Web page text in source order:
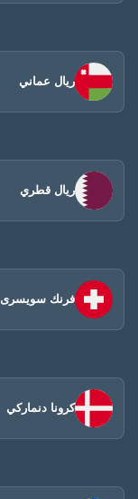
ريال عماني
ريال قطري
فرنك سويسرى
كرونا دنماركي